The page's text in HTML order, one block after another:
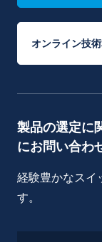
オンライン技
製品の選定に
にお問い合わ
経験豊かなスイ
す。